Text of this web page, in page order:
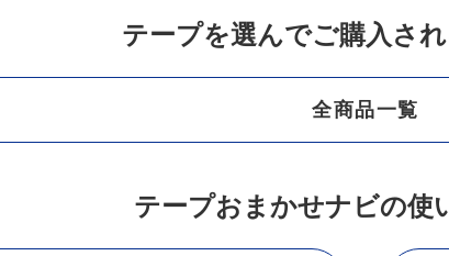
テープを選んでご購入さ
全商品一覧
テープおまかせナビの使